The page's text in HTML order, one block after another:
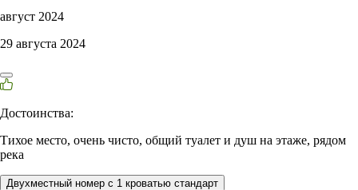
август 2024
29 августа 2024
Достоинства:
Тихое место, очень чисто, общий туалет и душ на этаже, рядом
река
Двухместный номер с 1 кроватью стандарт